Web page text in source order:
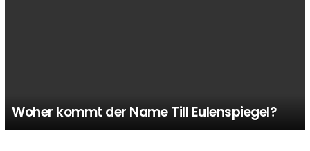
Woher kommt der Name Till Eulenspiegel?